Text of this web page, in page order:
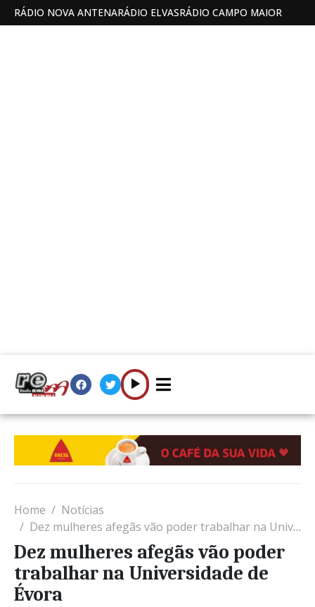
RÁDIO NOVA ANTENARÁDIO ELVASRÁDIO CAMPO MAIOR
Home
Notícias
Dez mulheres afegãs vão poder trabalhar na Universidade de Évora
Dez mulheres afegãs vão poder
trabalhar na Universidade de
Évora